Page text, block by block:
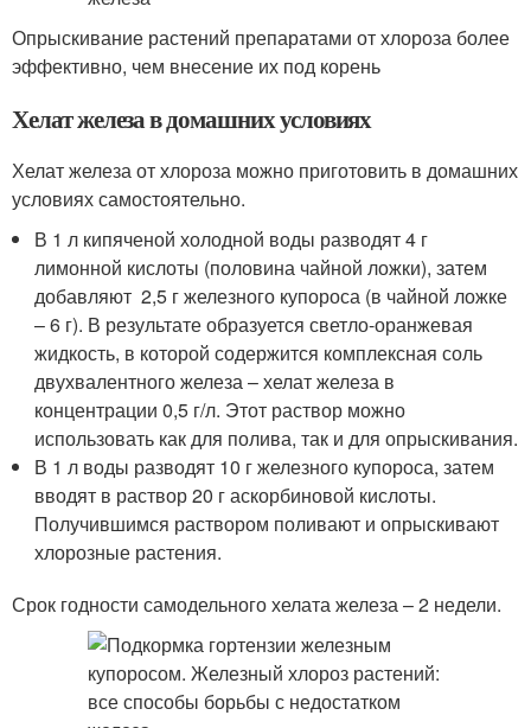
Опрыскивание растений препаратами от хлороза более
эффективно, чем внесение их под корень
Хелат железа в домашних условиях
Хелат железа от хлороза можно приготовить в домашних
условиях самостоятельно.
В 1 л кипяченой холодной воды разводят 4 г
лимонной кислоты (половина чайной ложки), затем
добавляют 2,5 г железного купороса (в чайной ложке
– 6 г). В результате образуется светло-оранжевая
жидкость, в которой содержится комплексная соль
двухвалентного железа – хелат железа в
концентрации 0,5 г/л. Этот раствор можно
использовать как для полива, так и для опрыскивания.
В 1 л воды разводят 10 г железного купороса, затем
вводят в раствор 20 г аскорбиновой кислоты.
Получившимся раствором поливают и опрыскивают
хлорозные растения.
Срок годности самодельного хелата железа – 2 недели.